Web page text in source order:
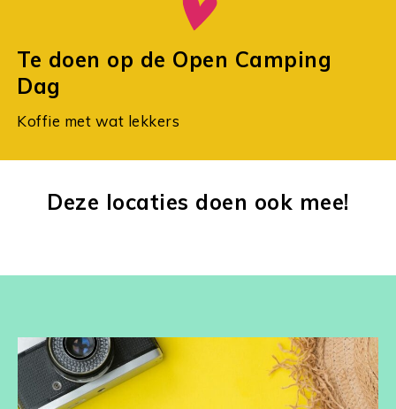
Te doen op de Open Camping
Dag
Koffie met wat lekkers
Deze locaties doen ook mee!